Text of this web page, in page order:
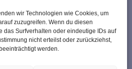
wir Technologien wie Cookies, um
zuzugreifen. Wenn du diesen
das Surfverhalten oder eindeutige IDs auf
nicht erteilst oder zurückziehst,
werden.
(EU)
Aufzeichnung